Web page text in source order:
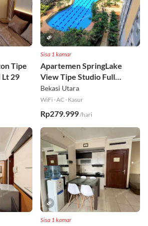
Tipe
Lt 29
Sisa 1 kamar
Apartemen SpringLake
View Tipe Studio Full
Furnished Lt 2
Bekasi Utara
WiFi ·AC · Kasur
Rp279.999/hari
Sisa 1 kamar